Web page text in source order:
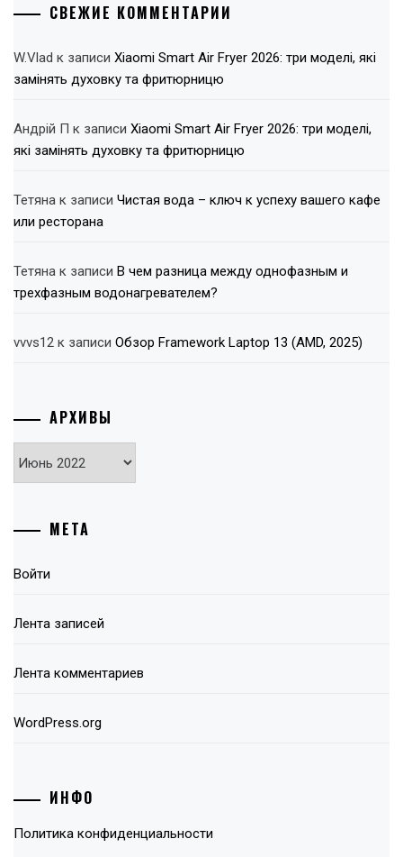
СВЕЖИЕ КОММЕНТАРИИ
W.Vlad к записи Xiaomi Smart Air Fryer 2026: три моделі, які
замінять духовку та фритюрницю
Андрій П к записи Xiaomi Smart Air Fryer 2026: три моделі,
які замінять духовку та фритюрницю
Тетяна к записи Чистая вода – ключ к успеху вашего кафе
или ресторана
Тетяна к записи В чем разница между однофазным и
трехфазным водонагревателем?
vvvs12 к записи Обзор Framework Laptop 13 (AMD, 2025)
АРХИВЫ
МЕТА
Войти
Лента записей
Лента комментариев
WordPress.org
ИНФО
Политика конфиденциальности